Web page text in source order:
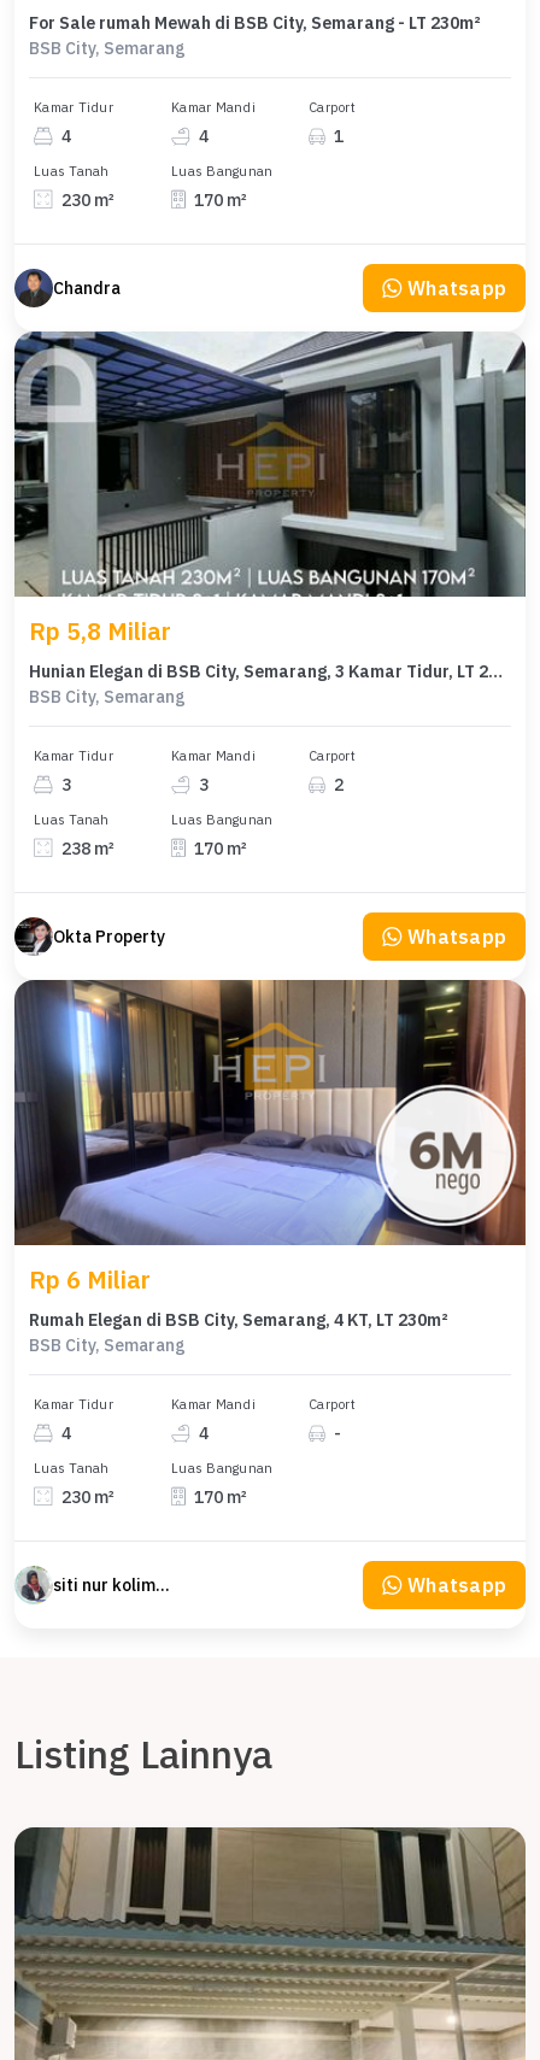
For Sale rumah Mewah di BSB City, Semarang - LT 230m²
BSB City, Semarang
Kamar Tidur
4
Kamar Mandi
4
Carport
1
Luas Tanah
230 m²
Luas Bangunan
170 m²
Chandra Whatsapp
Rp 5,8 Miliar
Hunian Elegan di BSB City, Semarang, 3 Kamar Tidur, LT 238m²
BSB City, Semarang
Kamar Tidur
3
Kamar Mandi
3
Carport
2
Luas Tanah
238 m²
Luas Bangunan
170 m²
Okta Property Whatsapp
Rp 6 Miliar
Rumah Elegan di BSB City, Semarang, 4 KT, LT 230m²
BSB City, Semarang
Kamar Tidur
4
Kamar Mandi
4
Carport
-
Luas Tanah
230 m²
Luas Bangunan
170 m²
siti nur kolimah Whatsapp
Listing Lainnya